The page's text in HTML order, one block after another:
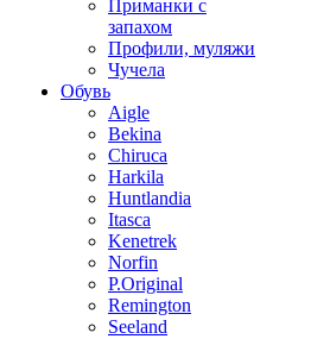
Приманки с
запахом
Профили, муляжи
Чучела
Обувь
Aigle
Bekina
Chiruсa
Harkila
Huntlandia
Itasca
Kenetrek
Norfin
P.Original
Remington
Seeland